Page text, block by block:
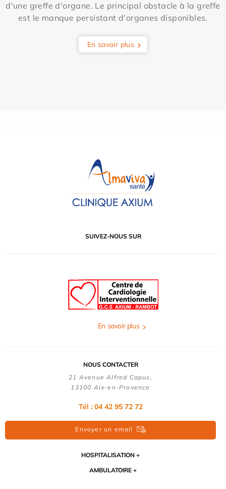
d'une greffe d'organe. Le principal obstacle à la greffe
est le manque persistant d'organes disponibles.
En savoir plus
SUIVEZ-NOUS SUR
En savoir plus
NOUS CONTACTER
21 Avenue Alfred Capus,
13100 Aix-en-Provence
Tél : 04 42 95 72 72
Envoyer un email
HOSPITALISATION
AMBULATOIRE